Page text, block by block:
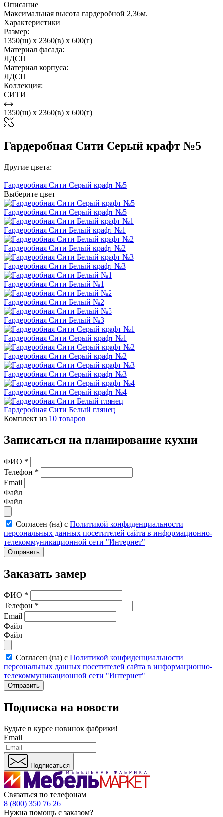
Описание
Максимальная высота гардеробной 2,36м.
Характеристики
Размер:
1350(ш) x 2360(в) x 600(г)
Материал фасада:
ЛДСП
Материал корпуса:
ЛДСП
Коллекция:
СИТИ
1350(ш) x 2360(в) x 600(г)
Гардеробная Сити Серый крафт №5
Другие цвета:
Гардеробная Сити Серый крафт №5
Выберите цвет
Гардеробная Сити Серый крафт №5
Гардеробная Сити Белый крафт №1
Гардеробная Сити Белый крафт №2
Гардеробная Сити Белый крафт №3
Гардеробная Сити Белый №1
Гардеробная Сити Белый №2
Гардеробная Сити Белый №3
Гардеробная Сити Серый крафт №1
Гардеробная Сити Серый крафт №2
Гардеробная Сити Серый крафт №3
Гардеробная Сити Серый крафт №4
Гардеробная Сити Белый глянец
Комплект из 10 товаров
Записаться на планирование кухни
ФИО *
Телефон *
Email
Файл
Файл
Согласен (на) с Политикой конфиденциальности
персональных данных посетителей сайта в информационно-
телекоммуникационной сети "Интернет"
Отправить
Заказать замер
ФИО *
Телефон *
Email
Файл
Файл
Согласен (на) с Политикой конфиденциальности
персональных данных посетителей сайта в информационно-
телекоммуникационной сети "Интернет"
Отправить
Подписка на новости
Будьте в курсе новинок фабрики!
Email
Подписаться
Связаться по телефонам
8 (800) 350 76 26
Нужна помощь с заказом?